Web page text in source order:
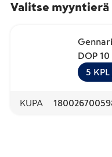
Valitse myyntierä
DOP
5 KPL
KUPA